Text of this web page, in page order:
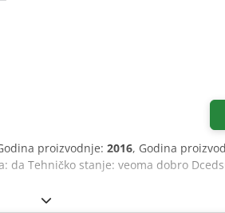
proizvodnje: 2016, Godina
da Tehničko stanje: veoma dobro